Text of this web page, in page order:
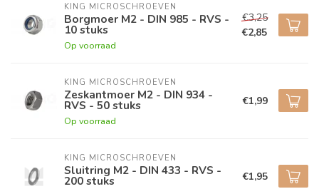
KING MICROSCHROEVEN
Borgmoer M2 - DIN 985 - RVS -
10 stuks
Op voorraad
€3,25
€2,85
KING MICROSCHROEVEN
Zeskantmoer M2 - DIN 934 -
RVS - 50 stuks
Op voorraad
€1,99
KING MICROSCHROEVEN
Sluitring M2 - DIN 433 - RVS -
200 stuks €1,95